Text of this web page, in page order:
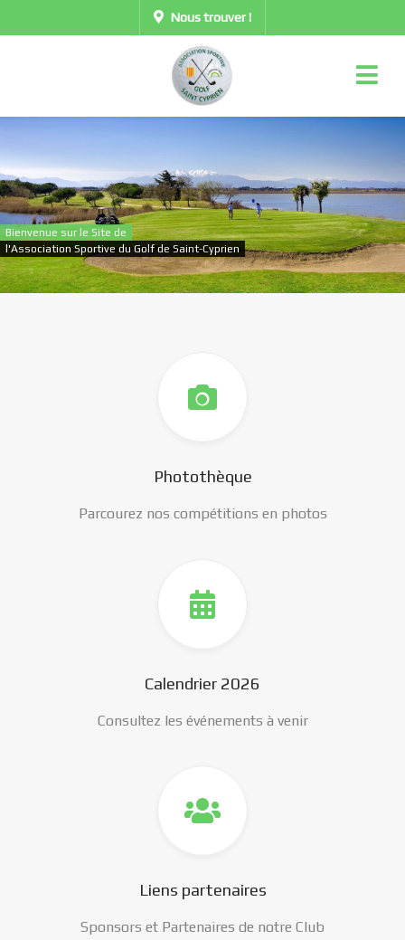
Nous trouver !
Bienvenue sur le Site de
l'Association Sportive du Golf de Saint-Cyprien
Photothèque
Parcourez nos compétitions en photos
Calendrier 2026
Consultez les événements à venir
Liens partenaires
Sponsors et Partenaires de notre Club